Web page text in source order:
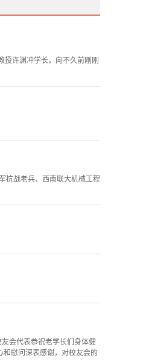
许渊冲学长，向不久前刚刚
抗战老兵、西南联大机械工程
会代表恭祝老学长们身体健
慰问深表感谢，对校友会的